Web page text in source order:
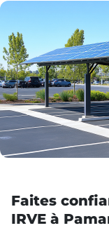
Faites
IRVE à